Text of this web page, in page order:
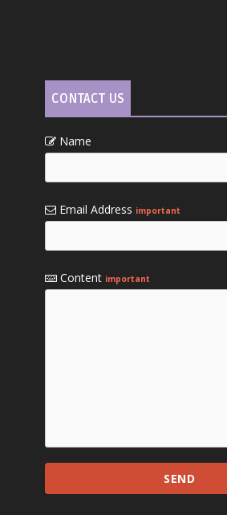
CONTACT US
Name
Email Address important
Content important